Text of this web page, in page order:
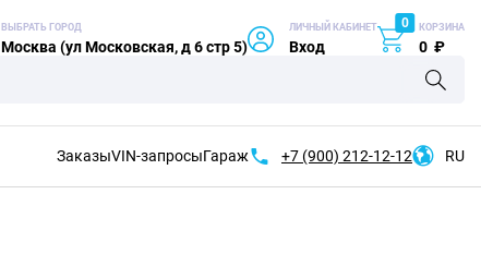
ВЫБРАТЬ ГОРОД
Москва (ул Московская, д 6 стр 5)
ЛИЧНЫЙ КАБИНЕТ
Вход
0 КОРЗИНА
0 ₽
ЗаказыVIN-запросыГараж +7 (900) 212-12-12 RU